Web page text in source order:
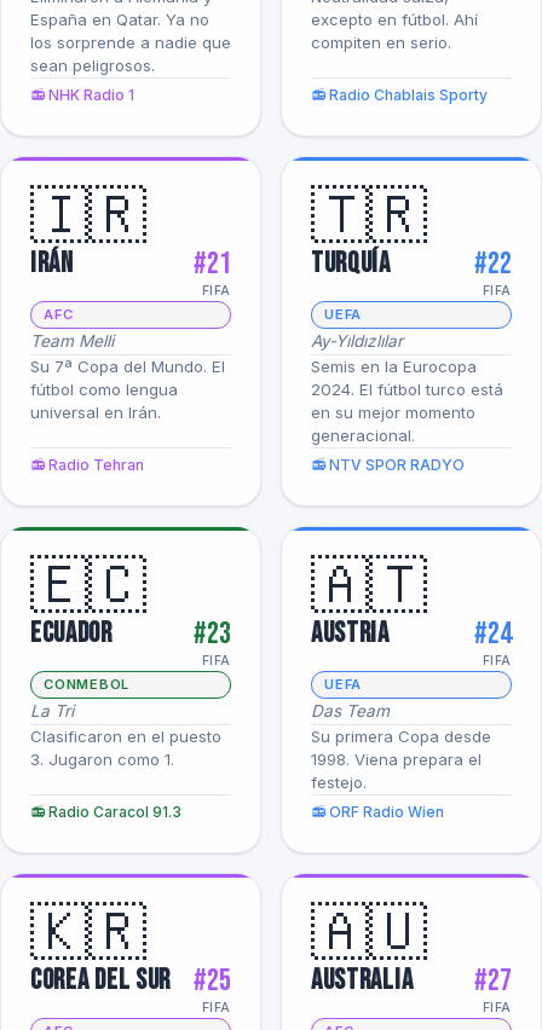
España en Qatar. Ya no
los sorprende a nadie que
sean peligrosos.
📻 NHK Radio 1
excepto en fútbol. Ahí
compiten en serio.
📻 Radio Chablais Sporty
🇮🇷
Irán #21
FIFA
AFC
Team Melli
Su 7ª Copa del Mundo. El
fútbol como lengua
universal en Irán.
📻 Radio Tehran
🇹🇷
Turquía #22
FIFA
UEFA
Ay-Yıldızlılar
Semis en la Eurocopa
2024. El fútbol turco está
en su mejor momento
generacional.
📻 NTV SPOR RADYO
🇪🇨
Ecuador #23
FIFA
CONMEBOL
La Tri
Clasificaron en el puesto
3. Jugaron como 1.
📻 Radio Caracol 91.3
🇦🇹
Austria #24
FIFA
UEFA
Das Team
Su primera Copa desde
1998. Viena prepara el
festejo.
📻 ORF Radio Wien
🇰🇷
Corea del Sur #25
FIFA
🇦🇺
Australia #27
FIFA